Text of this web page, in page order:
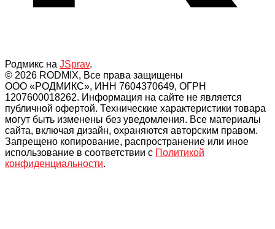
Родмикс на JSprav.
© 2026 RODMIX, Все права защищены
ООО «РОДМИКС», ИНН 7604370649, ОГРН
1207600018262. Информация на сайте не является
публичной офертой. Технические характеристики товара
могут быть изменены без уведомления. Все материалы
сайта, включая дизайн, охраняются авторским правом.
Запрещено копирование, распространение или иное
использование в соответствии с Политикой
конфиденциальности.